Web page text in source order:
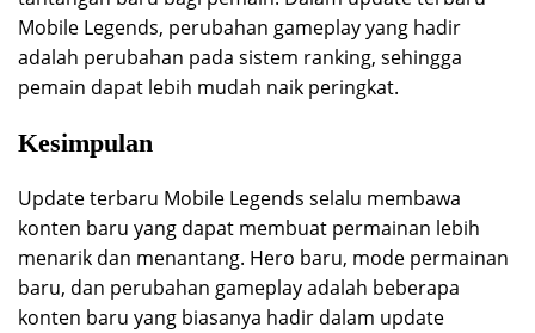
Mobile Legends, perubahan gameplay yang hadir
adalah perubahan pada sistem ranking, sehingga
pemain dapat lebih mudah naik peringkat.
Kesimpulan
Update terbaru Mobile Legends selalu membawa
konten baru yang dapat membuat permainan lebih
menarik dan menantang. Hero baru, mode permainan
baru, dan perubahan gameplay adalah beberapa
konten baru yang biasanya hadir dalam update